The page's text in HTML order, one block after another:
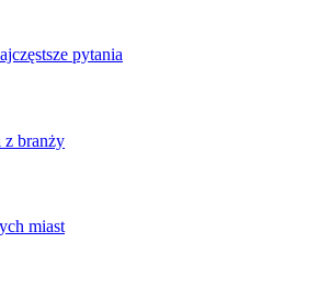
pytania
z branży
miast